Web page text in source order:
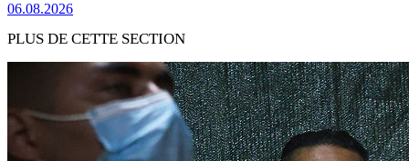
06.08.2026
PLUS DE CETTE SECTION